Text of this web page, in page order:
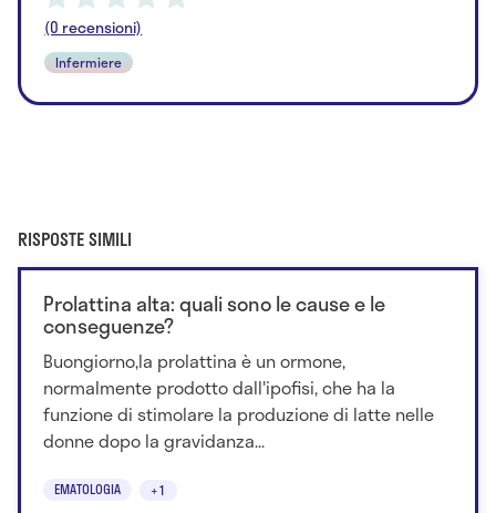
(0 recensioni)
Infermiere
RISPOSTE SIMILI
Prolattina alta: quali sono le cause e le
conseguenze?
Buongiorno,la prolattina è un ormone,
normalmente prodotto dall'ipofisi, che ha la
funzione di stimolare la produzione di latte nelle
donne dopo la gravidanza...
EMATOLOGIA +1